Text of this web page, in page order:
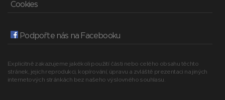
Cookies
Podpořte nás na Facebooku
Explicitně zakazujeme jakékoli použití části nebo celého obsahu těchto
stránek, jejich reprodukci, kopírování, úpravu a zvláště prezentaci na jiných
internetových stránkách bez našeho výslovného souhlasu.